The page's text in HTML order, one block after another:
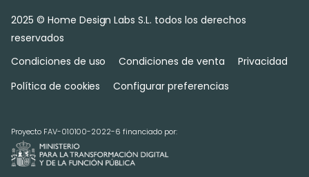
2025 © Home Design Labs S.L. todos los derechos
reservados
Condiciones de uso
Condiciones de venta
Privacidad
Política de cookies
Configurar preferencias
Proyecto FAV-010100-2022-6 financiado por: